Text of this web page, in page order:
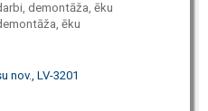
demontāža, ēku
ēku
nov., LV-3201